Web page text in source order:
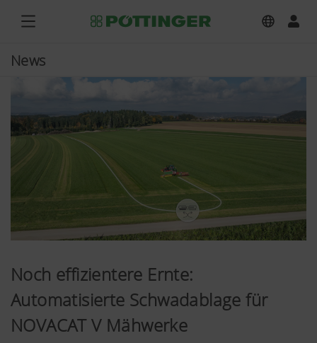
News
Noch effizientere Ernte:
Automatisierte Schwadablage für
NOVACAT V Mähwerke